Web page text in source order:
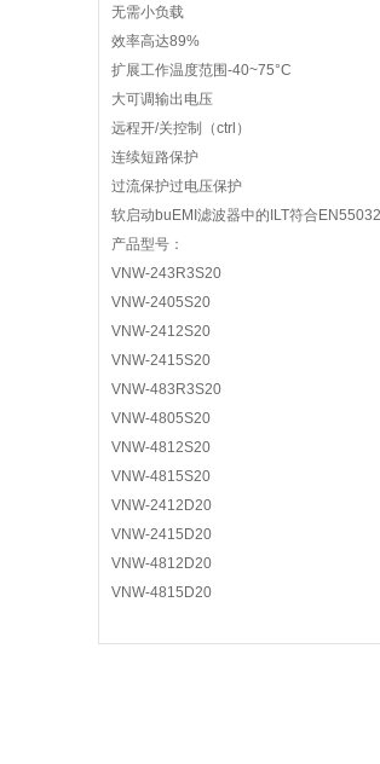
无需小负载
效率高达89%
扩展工作温度范围-40~75°C
大可调输出电压
远程开/关控制（ctrl）
连续短路保护
过流保护过电压保护
软启动buEMI滤波器中的ILT符合
产品型号：
VNW-243R3S20
VNW-2405S20
VNW-2412S20
VNW-2415S20
VNW-483R3S20
VNW-4805S20
VNW-4812S20
VNW-4815S20
VNW-2412D20
VNW-2415D20
VNW-4812D20
VNW-4815D20